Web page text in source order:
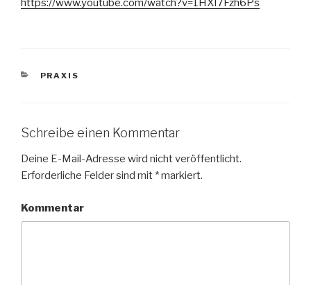
https://www.youtube.com/watch?v=1HXI7Fzh6Ps
KATEGORIEN
PRAXIS
Schreibe einen Kommentar
Deine E-Mail-Adresse wird nicht veröffentlicht.
Erforderliche Felder sind mit *markiert.
Kommentar